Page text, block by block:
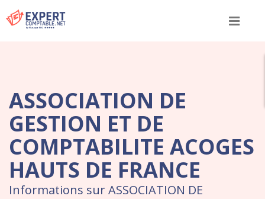
Menu
ASSOCIATION DE
GESTION ET DE
COMPTABILITE ACOGES
HAUTS DE FRANCE
Informations sur ASSOCIATION DE